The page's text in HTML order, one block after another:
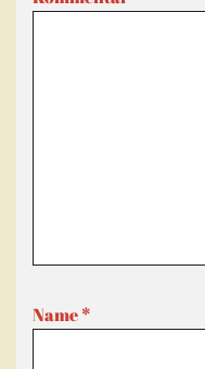
Name*